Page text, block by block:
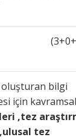
oluşturan bilgi
için kavramsal
,tez
tez